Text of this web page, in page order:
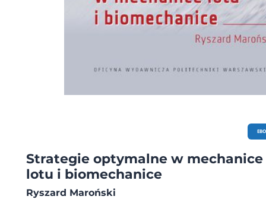
Strategie optymalne w mechanice
lotu i biomechanice
Ryszard Maroński